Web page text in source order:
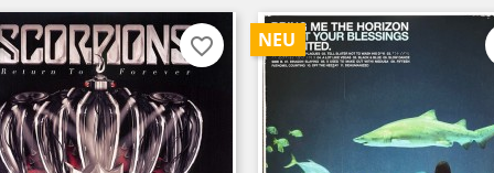
favorite_border NEU